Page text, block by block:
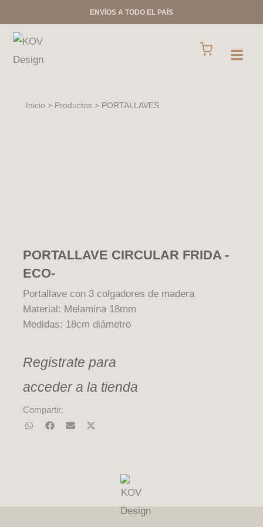
al
contenido
ENVÍOS A TODO EL PAÍS
Open
Cart
Inicio > Productos > PORTALLAVES
PORTALLAVE CIRCULAR FRIDA -
ECO-
Portallave con 3 colgadores de madera
Material: Melamina 18mm
Medidas: 18cm diámetro
Registrate para
acceder a la tienda
Compartir: